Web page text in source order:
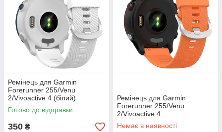
Ремінець для Garmin
Forerunner 255/Venu
2/Vivoactive 4 (білий)
Готово до відправки
350 ₴
Ремінець для Garmin
Forerunner 255/Venu
2/Vivoactive 4
(помаранчевий)
Немає в наявності